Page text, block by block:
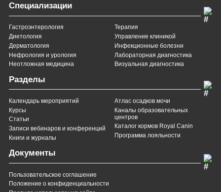
Специализации
Гастроэнтерология
Диетология
Дерматология
Нефрология и урология
Неотложная медицина
Терапия
Управление клиникой
Инфекционные болезни
Лабораторная диагностика
Визуальная диагностика
Разделы
Календарь мероприятий
Курсы
Статьи
Записи вебинаров и конференций
Книги и журналы
Атлас осадков мочи
Каналы образовательных
центров
Каталог кормов Royal Canin
Программа лояльности
Документы
Пользовательское соглашение
Положение о конфиденциальности